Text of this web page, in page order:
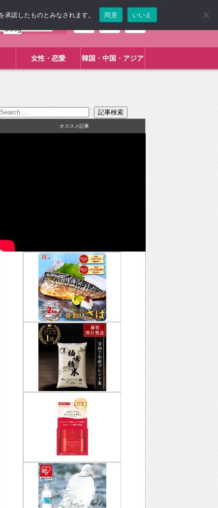
女性・恋愛 韓国・中国・アジア
オススメ記事
諾したものとみなされます。 同意 いいえ